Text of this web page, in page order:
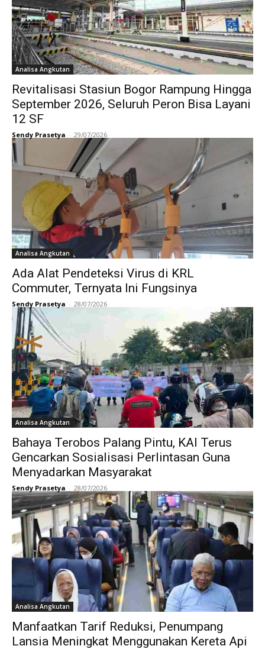
Analisa Angkutan
Revitalisasi Stasiun Bogor Rampung Hingga
September 2026, Seluruh Peron Bisa Layani
12 SF
Sendy Prasetya - 29/07/2026
Analisa Angkutan
Ada Alat Pendeteksi Virus di KRL
Commuter, Ternyata Ini Fungsinya
Sendy Prasetya - 28/07/2026
Analisa Angkutan
Bahaya Terobos Palang Pintu, KAI Terus
Gencarkan Sosialisasi Perlintasan Guna
Menyadarkan Masyarakat
Sendy Prasetya - 28/07/2026
Analisa Angkutan
Manfaatkan Tarif Reduksi, Penumpang
Lansia Meningkat Menggunakan Kereta Api